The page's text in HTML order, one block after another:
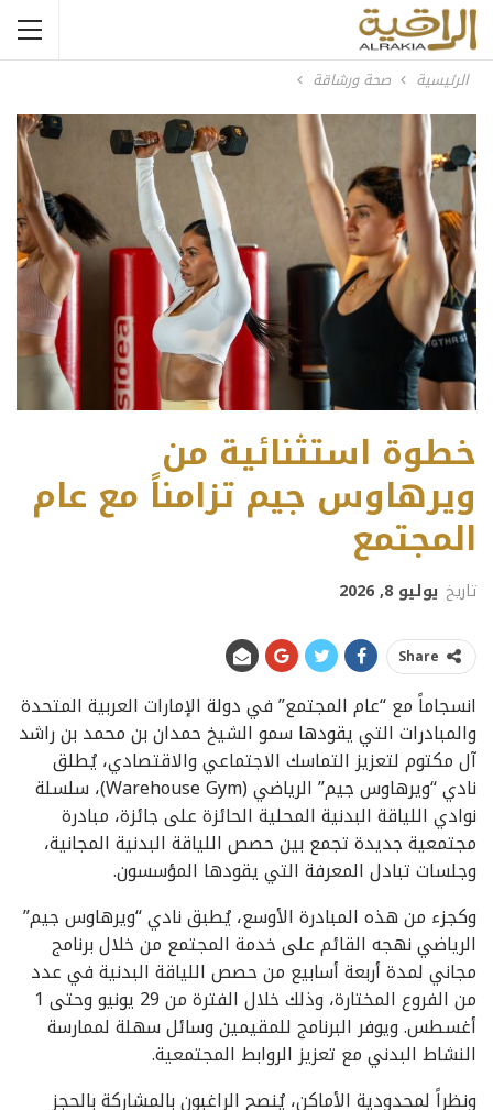
الرئيسية صحة ورشاقة
خطوة استثنائية من
ويرهاوس جيم تزامناً مع عام
المجتمع
تاريخ يوليو 8, 2026
Share
انسجاماً مع “عام المجتمع” في دولة الإمارات العربية المتحدة
والمبادرات التي يقودها سمو الشيخ حمدان بن محمد بن راشد
آل مكتوم لتعزيز التماسك الاجتماعي والاقتصادي، يُطلق
نادي “ويرهاوس جيم” الرياضي (Warehouse Gym)، سلسلة
نوادي اللياقة البدنية المحلية الحائزة على جائزة، مبادرة
مجتمعية جديدة تجمع بين حصص اللياقة البدنية المجانية،
وجلسات تبادل المعرفة التي يقودها المؤسسون.
وكجزء من هذه المبادرة الأوسع، يُطبق نادي “ويرهاوس جيم”
الرياضي نهجه القائم على خدمة المجتمع من خلال برنامج
مجاني لمدة أربعة أسابيع من حصص اللياقة البدنية في عدد
من الفروع المختارة، وذلك خلال الفترة من 29 يونيو وحتى 1
أغسطس. ويوفر البرنامج للمقيمين وسائل سهلة لممارسة
النشاط البدني مع تعزيز الروابط المجتمعية.
ونظراً لمحدودية الأماكن، يُنصح الراغبون بالمشاركة بالحجز